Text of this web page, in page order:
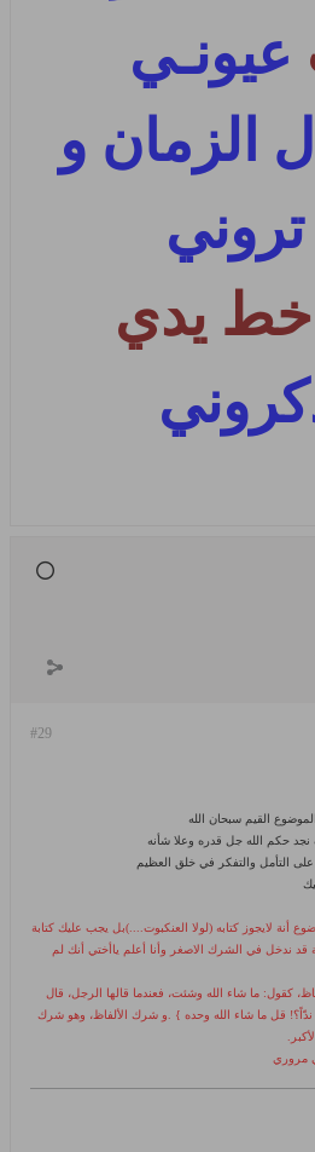
عيونـي
الزمان و
خط يدي
#29
القيم سبحان الله
حكم الله جل قدره وعلا شأنه
التأمل والتفكر في خلق العظيم
أنة لايجوز كتابه (لولا العنكبوت....)بل يجب عليك كتابة
قد ندخل في الشرك الاصغر وأنا أعلم ياأختي أنك لم
كقول: ما شاء الله وشئت، فعندما قالها الرجل، قال
ندّاً؟! قل ما شاء الله وحده } .و شرك الألفاظ، وهو شرك
مروري